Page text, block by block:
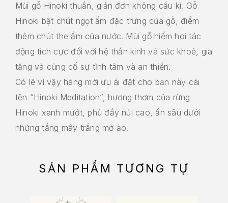
Mùi gỗ Hinoki thuần, giản đơn không cầu kì. Gỗ
Hinoki bật chút ngọt ấm đặc trưng của gỗ, điểm
thêm chút the ẩm của nước. Mùi gỗ hiếm hoi tác
động tích cực đối với hệ thần kinh và sức khoẻ, gia
tăng và củng cố sự tĩnh tâm và an thiền.
Có lẽ vì vậy hãng mới ưu ái đặt cho bạn này cái
tên “Hinoki Meditation”, hương thơm của rừng
Hinoki xanh mướt, phủ đầy núi cao, ẩn sâu dưới
những tầng mây trắng mờ ảo.
SẢN PHẨM TƯƠNG TỰ